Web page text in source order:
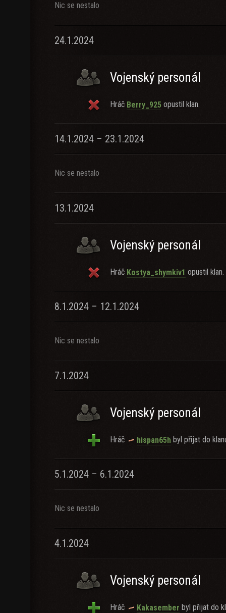
Nic se nestalo
24.1.2024
Vojenský personál
Hráč Berry_925 opustil klan.
14.1.2024 – 23.1.2024
Nic se nestalo
13.1.2024
Vojenský personál
Hráč Kostya_shymkiv1 opustil klan.
8.1.2024 – 12.1.2024
Nic se nestalo
7.1.2024
Vojenský personál
Hráč hispan65h byl přijat do
5.1.2024 – 6.1.2024
Nic se nestalo
4.1.2024
Vojenský personál
Hráč Kakasember byl přijat do